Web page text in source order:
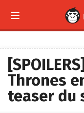

Thrones
teaser du